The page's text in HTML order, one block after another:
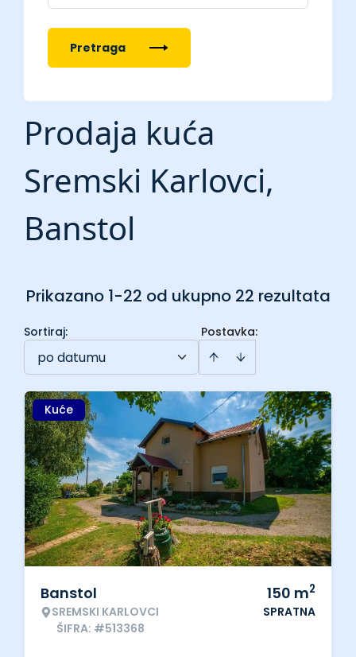
Pretraga
Prodaja kuća
Sremski Karlovci,
Banstol
Prikazano 1-22 od ukupno 22 rezultata
Postavka:
Sortiraj:
po datumu
Kuće
Banstol
SREMSKI KARLOVCI
ŠIFRA: #513368
150 m2
SPRATNA